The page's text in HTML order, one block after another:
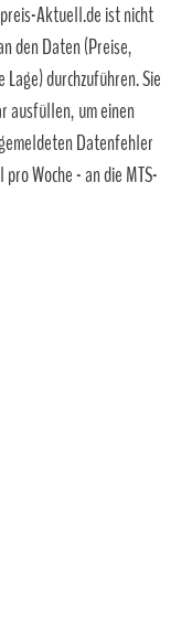
Aktuell.de ist nicht
den Daten (Preise,
durchzuführen. Sie
ausfüllen, um einen
Datenfehler
Woche - an die MTS-